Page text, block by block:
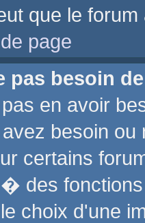
que le
page
pas besoin
en avoir
besoin ou
certains
des fonctions
choix d'une